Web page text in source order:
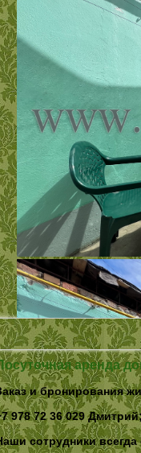
аренда
и бронирования
978 72 36 029
сотрудники